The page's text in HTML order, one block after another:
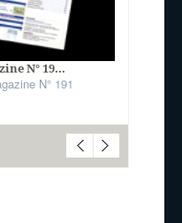
N° 19...
N° 191